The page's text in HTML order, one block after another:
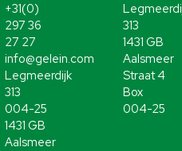
+31(0)
297 36
27 27
info@gelein.com
Legmeerdijk
313
004-25
1431 GB
Aalsmeer
313
1431 GB
Aalsmeer
Straat 4
Box
004-25